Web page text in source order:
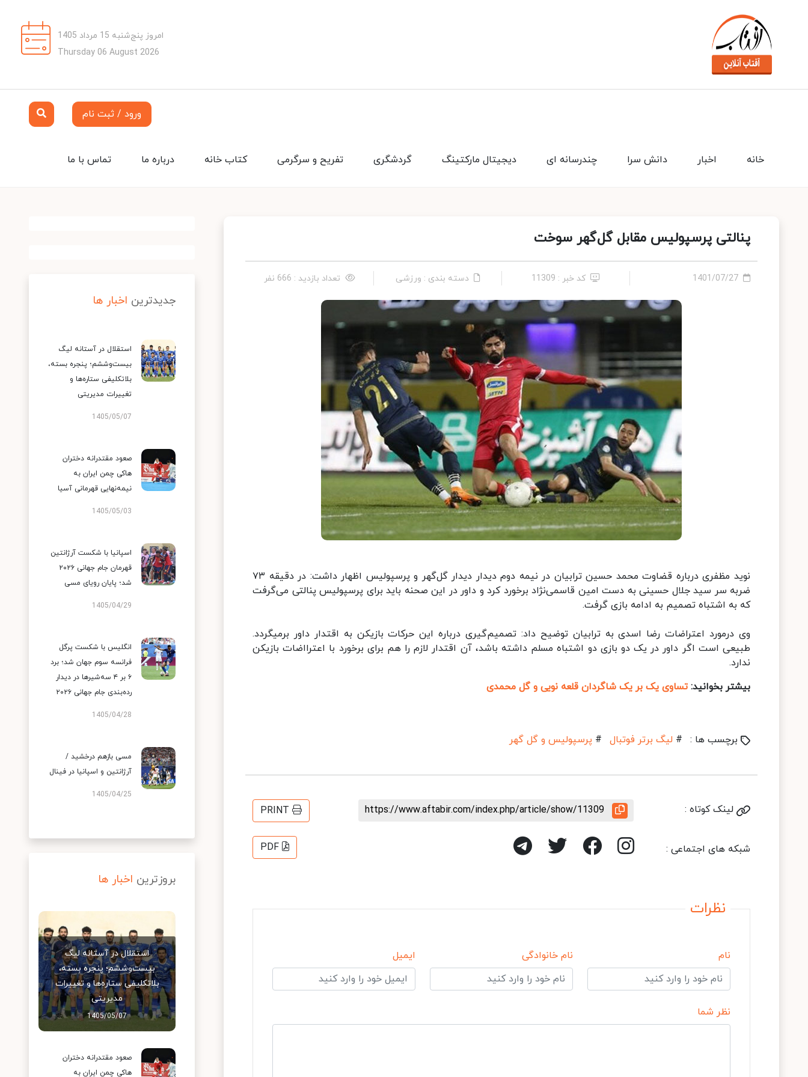
امروز پنج‌شنبه 15 مرداد 1405
Thursday 06 August 2026
ورود / ثبت نام
تماس با ما درباره ما کتاب خانه تفریح و سرگرمی گردشگری دیجیتال مارکتینگ چندرسانه ای دانش سرا اخبار خانه
پنالتی پرسپولیس مقابل گل‌گهر سوخت
1401/07/27 کد خبر : 11309 دسته بندی : ورزشی تعداد بازدید : 666 نفر
نوید مظفری درباره قضاوت محمد حسین ترابیان در نیمه دوم دیدار دیدار گل‌گهر و پرسپولیس اظهار داشت: در دقیقه ۷۳
ضربه سر سید جلال حسینی به دست امین قاسمی‌نژاد برخورد کرد و داور در این صحنه باید برای پرسپولیس پنالتی می‌گرفت
که به اشتباه تصمیم به ادامه بازی گرفت.
وی درمورد اعتراضات رضا اسدی به ترابیان توضیح داد: تصمیم‌گیری درباره این حرکات بازیکن به اقتدار داور برمیگردد.
طبیعی است اگر داور در یک دو بازی دو اشتباه مسلم داشته باشد، آن اقتدار لازم را هم برای برخورد با اعترااضات بازیکن
ندارد.
بیشتر بخوانید: تساوی یک بر یک شاگردان قلعه نویی و گل محمدی
برچسب ها : # لیگ برتر فوتبال # پرسپولیس و گل گهر
لینک کوتاه : https://www.aftabir.com/index.php/article/show/11309
PRINT
شبکه های اجتماعی : PDF
نظرات
نام نام خانوادگی ایمیل
نظر شما
جدیدترین اخبار ها
استقلال در آستانه لیگ
بیست‌وششم؛ پنجره بسته،
بلاتکلیفی ستاره‌ها و
تغییرات مدیریتی
1405/05/07
صعود مقتدرانه دختران
هاکی چمن ایران به
نیمه‌نهایی قهرمانی آسیا
1405/05/03
اسپانیا با شکست آرژانتین
قهرمان جام جهانی ۲۰۲۶
شد؛ پایان رویای مسی
1405/04/29
انگلیس با شکست پرگل
فرانسه سوم جهان شد؛ برد
۶ بر ۴ سه‌شیرها در دیدار
رده‌بندی جام جهانی ۲۰۲۶
1405/04/28
مسی بازهم درخشید /
آرژانتین و اسپانیا در فینال
1405/04/25
بروزترین اخبار ها
استقلال در آستانه لیگ
بیست‌وششم؛ پنجره بسته،
بلاتکلیفی ستاره‌ها و تغییرات
مدیریتی
1405/05/07
صعود مقتدرانه دختران
هاکی چمن ایران به